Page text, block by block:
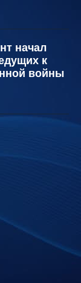
начал
к
войны